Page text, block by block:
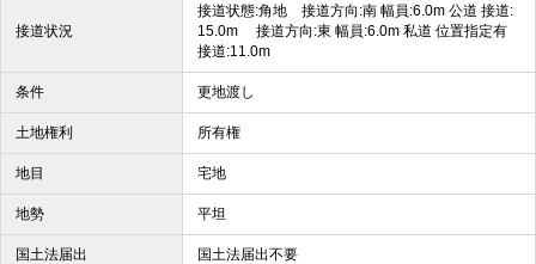
接道状況
接道状態:角地 接道方向:南 幅員:6.0m 公道 接道:
15.0m 接道方向:東 幅員:6.0m 私道 位置指定有
接道:11.0m
条件 更地渡し
土地権利 所有権
地目 宅地
地勢 平坦
国土法届出 国土法届出不要